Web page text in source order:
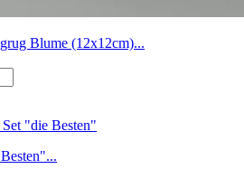
Blume (12x12cm)...